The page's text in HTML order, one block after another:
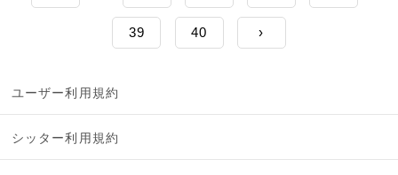
39 40 ›
ユーザー利用規約
シッター利用規約